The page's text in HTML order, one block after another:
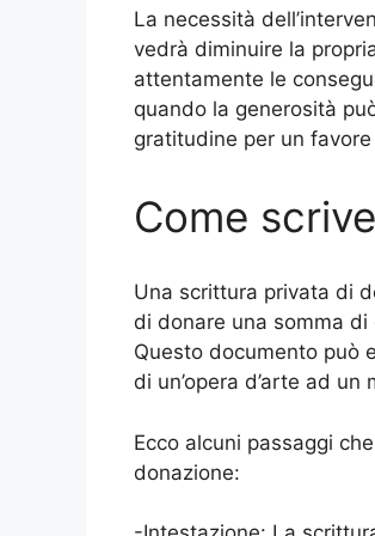
La necessità
vedrà diminuire la
attentamente le
quando la generosità
gratitudine per un
Come
Una scrittura privata di
di donare una somma di
Questo documento può
di un’opera d’arte ad
Ecco alcuni passaggi
donazione: